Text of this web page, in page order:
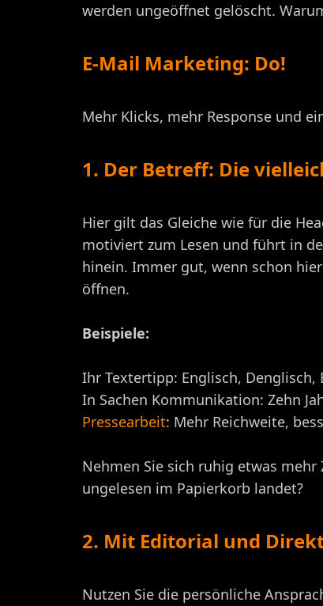
werden ungeöffnet gelöscht.
E-Mail Marketing: Do!
Mehr Klicks, mehr Response und
1. Der Betreff: Die
Hier gilt das Gleiche wie für die
motiviert zum Lesen und führt in
hinein. Immer gut, wenn schon
öffnen.
Beispiele:
Ihr Textertipp: Englisch, Denglisch,
In Sachen Kommunikation: Zehn
Pressearbeit: Mehr Reichweite,
Nehmen Sie sich ruhig etwas
ungelesen im Papierkorb landet?
2. Mit Editorial und
Nutzen Sie die persönliche